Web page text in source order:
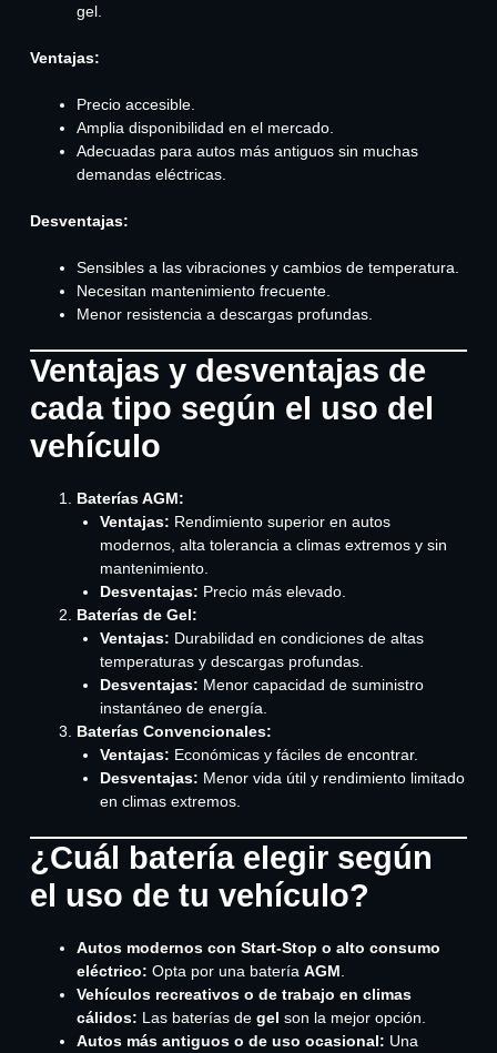
gel.
Ventajas:
Precio accesible.
Amplia disponibilidad en el mercado.
Adecuadas para autos más antiguos sin muchas
demandas eléctricas.
Desventajas:
Sensibles a las vibraciones y cambios de temperatura.
Necesitan mantenimiento frecuente.
Menor resistencia a descargas profundas.
Ventajas y desventajas de
cada tipo según el uso del
vehículo
Baterías AGM:
Ventajas: Rendimiento superior en autos
modernos, alta tolerancia a climas extremos y sin
mantenimiento.
Desventajas: Precio más elevado.
Baterías de Gel:
Ventajas: Durabilidad en condiciones de altas
temperaturas y descargas profundas.
Desventajas: Menor capacidad de suministro
instantáneo de energía.
Baterías Convencionales:
Ventajas: Económicas y fáciles de encontrar.
Desventajas: Menor vida útil y rendimiento limitado
en climas extremos.
¿Cuál batería elegir según
el uso de tu vehículo?
Autos modernos con Start-Stop o alto consumo
eléctrico: Opta por una batería AGM
Vehículos recreativos o de trabajo en climas
cálidos: Las baterías de gel son la mejor opción.
Autos más antiguos o de uso ocasional: Una